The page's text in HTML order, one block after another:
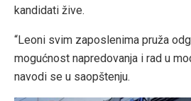
kandidati žive.
“Leoni svim zaposlenima pruža
mogućnost napredovanja i rad u
navodi se u saopštenju.